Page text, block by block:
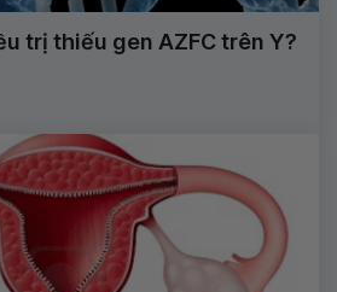
trị thiếu gen AZFC trên Y?